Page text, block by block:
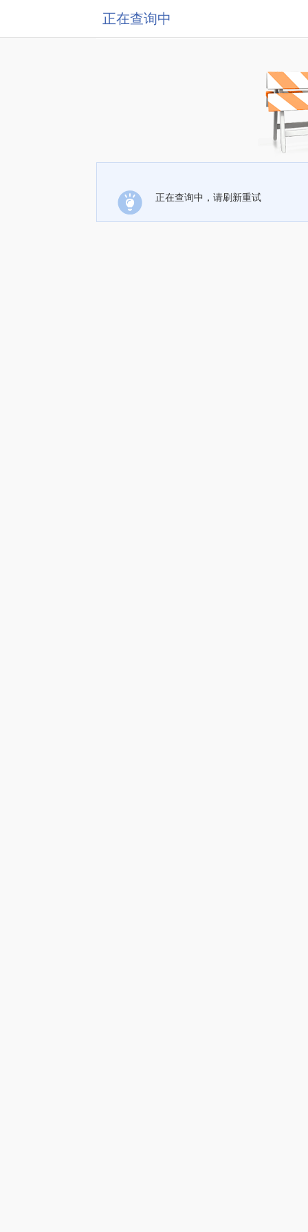
正在查询中
正在查询中，请刷新重试